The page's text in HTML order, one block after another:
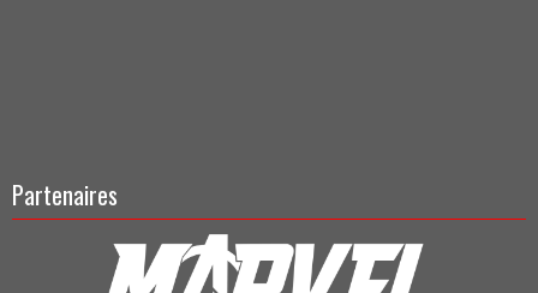
Partenaires